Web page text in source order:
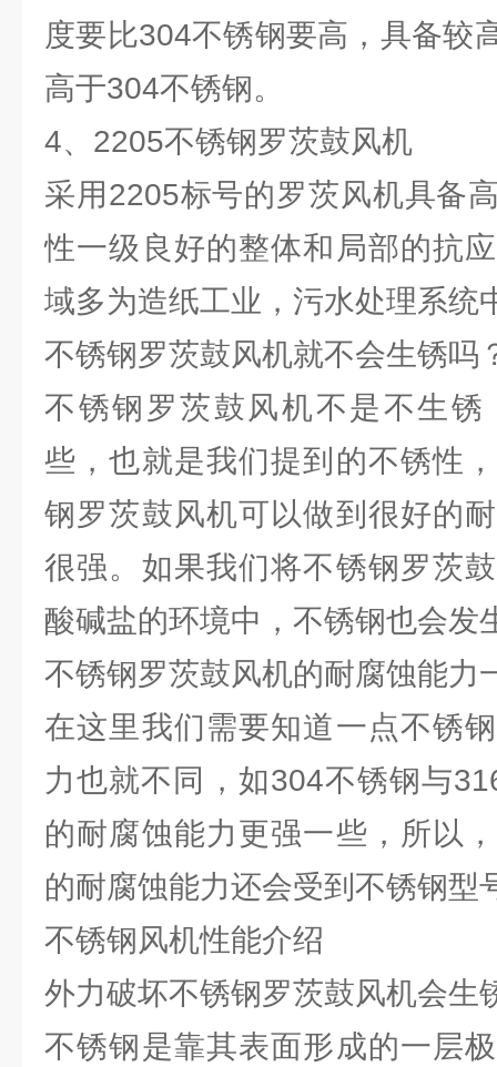
度要比304不锈钢要高，具备较
高于304不锈钢。
4、2205不锈钢罗茨鼓风机
采用2205标号的罗茨风机具备
性一级良好的整体和局部的抗
域多为造纸工业，污水处理系统
不锈钢罗茨鼓风机就不会生锈吗
不锈钢罗茨鼓风机不是不生锈
些，也就是我们提到的不锈性
钢罗茨鼓风机可以做到很好的
很强。如果我们将不锈钢罗茨
酸碱盐的环境中，不锈钢也会发
不锈钢罗茨鼓风机的耐腐蚀能力
在这里我们需要知道一点不锈
力也就不同，如304不锈钢与
的耐腐蚀能力更强一些，所以
的耐腐蚀能力还会受到不锈钢型
不锈钢风机性能介绍
外力破坏不锈钢罗茨鼓风机会生
不锈钢是靠其表面形成的一层